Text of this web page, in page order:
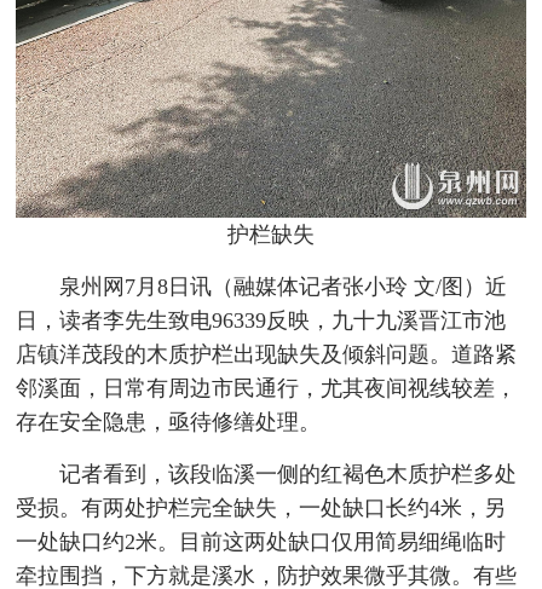
护栏缺失
泉州网7月8日讯（融媒体记者张小玲 文/图）近
日，读者李先生致电96339反映，九十九溪晋江市池
店镇洋茂段的木质护栏出现缺失及倾斜问题。道路紧
邻溪面，日常有周边市民通行，尤其夜间视线较差，
存在安全隐患，亟待修缮处理。
记者看到，该段临溪一侧的红褐色木质护栏多处
受损。有两处护栏完全缺失，一处缺口长约4米，另
一处缺口约2米。目前这两处缺口仅用简易细绳临时
牵拉围挡，下方就是溪水，防护效果微乎其微。有些